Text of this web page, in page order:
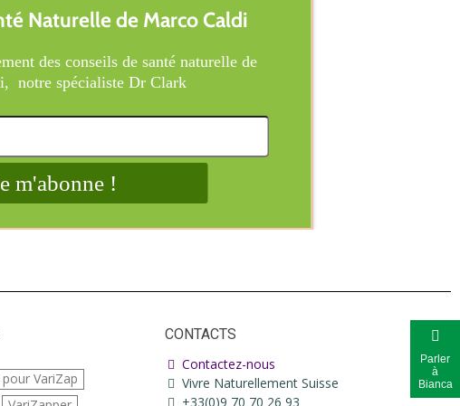
VariZap
CONTACTS
Contactez-nous
Vivre Naturellement Suisse
+33(0)9 70 70 26 93
Parler
à
Bianca